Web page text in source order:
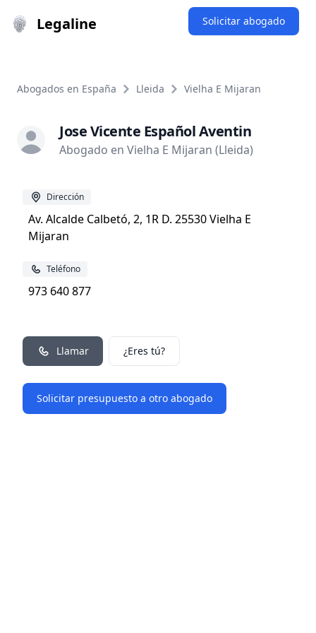
Legaline Solicitar abogado
Abogados en España Lleida Vielha E Mijaran
Jose Vicente Español Aventin
Abogado en Vielha E Mijaran (Lleida)
Dirección
Av. Alcalde Calbetó, 2, 1R D. 25530 Vielha E
Mijaran
Teléfono
973 640 877
Llamar ¿Eres tú?
Solicitar presupuesto a otro abogado